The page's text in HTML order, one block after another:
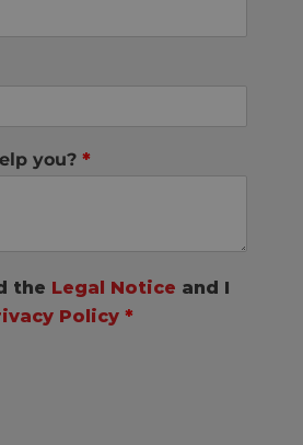
you? *
the Legal Notice and I
Policy *